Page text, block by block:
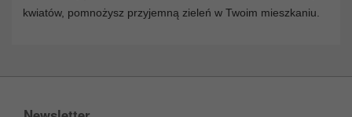
kwiatów, pomnożysz przyjemną zieleń w Twoim mieszkaniu.